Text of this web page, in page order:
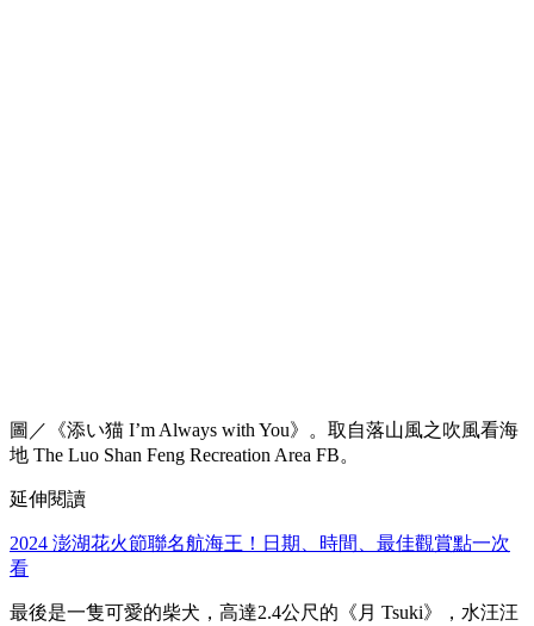
圖／《添い猫 I’m Always with You》。取自落山風之吹風看海
地 The Luo Shan Feng Recreation Area FB。
延伸閱讀
2024 澎湖花火節聯名航海王！日期、時間、最佳觀賞點一次
看
最後是一隻可愛的柴犬，高達2.4公尺的《月 Tsuki》，水汪汪